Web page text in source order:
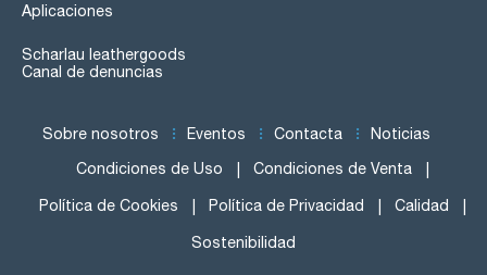
Aplicaciones
Scharlau leathergoods
Canal de denuncias
Sobre nosotros Eventos Contacta Noticias
Condiciones de Uso Condiciones de Venta
Política de Cookies Política de Privacidad Calidad
Sostenibilidad